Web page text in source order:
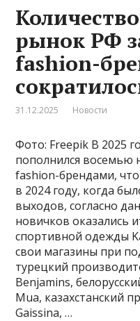
рынок РФ
fashion-
31.12.2025 Новости
Фото: Freepik В 2025
пополнился
fashion-брендами,
в 2024 году, когда
выходов, согласно
новичков оказались
спортивной одежды
свои магазины при
турецкий
Benjamins,
Mua, казахстанский
Gaissina, …